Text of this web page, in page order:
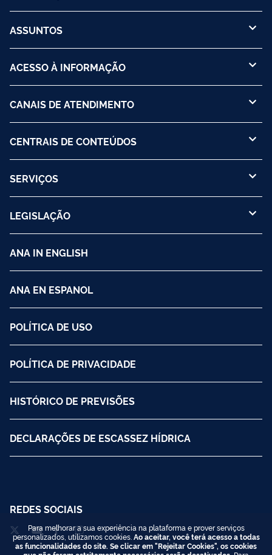
ASSUNTOS
ACESSO À INFORMAÇÃO
CANAIS DE ATENDIMENTO
CENTRAIS DE CONTEÚDOS
SERVIÇOS
LEGISLAÇÃO
ANA IN ENGLISH
ANA EN ESPANOL
POLÍTICA DE USO
POLÍTICA DE PRIVACIDADE
HISTÓRICO DE PREVISÕES
DECLARAÇÕES DE ESCASSEZ HÍDRICA
REDES SOCIAIS
Para melhorar a sua experiência na plataforma e prover serviços
personalizados, utilizamos cookies. Ao aceitar, você terá acesso a todas
as funcionalidades do site. Se clicar em "Rejeitar Cookies", os cookies